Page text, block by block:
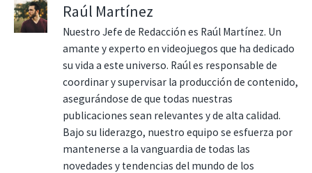
Raúl Martínez
Nuestro Jefe de Redacción es Raúl Martínez. Un
amante y experto en videojuegos que ha dedicado
su vida a este universo. Raúl es responsable de
coordinar y supervisar la producción de contenido,
asegurándose de que todas nuestras
publicaciones sean relevantes y de alta calidad.
Bajo su liderazgo, nuestro equipo se esfuerza por
mantenerse a la vanguardia de todas las
novedades y tendencias del mundo de los